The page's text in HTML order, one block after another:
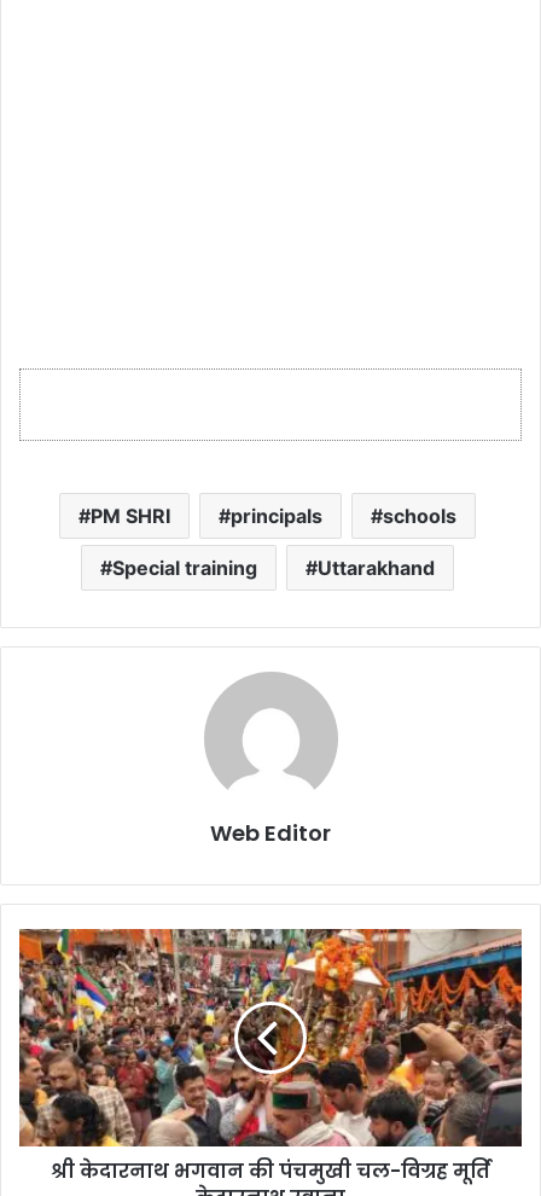
PM SHRI principals schools
Special training Uttarakhand
Web Editor
श्री केदारनाथ भगवान की पंचमुखी चल-विग्रह मूर्ति